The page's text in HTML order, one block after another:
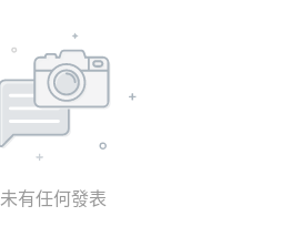
未有任何發表